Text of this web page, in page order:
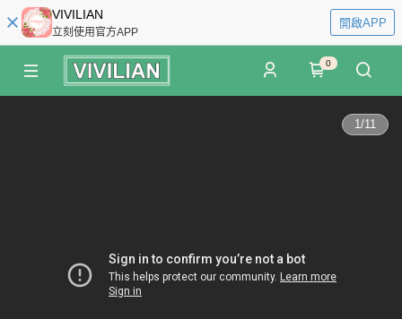
VIVILIAN
立刻使用官方APP
開啟APP
0
1/11